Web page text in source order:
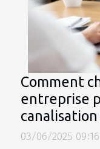
Comment
entreprise
03/06/2025 09:16